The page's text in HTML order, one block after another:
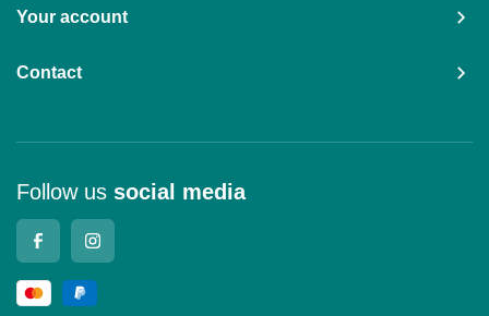
Your account
Contact
Follow us social media